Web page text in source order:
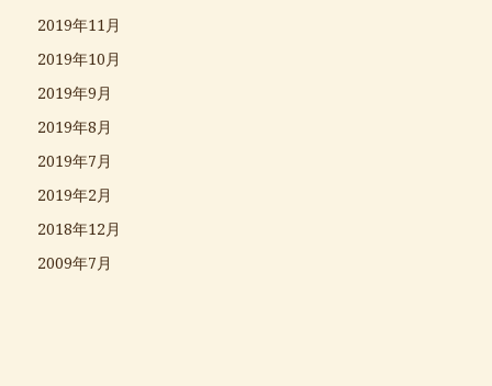
2019年11月
2019年10月
2019年9月
2019年8月
2019年7月
2019年2月
2018年12月
2009年7月